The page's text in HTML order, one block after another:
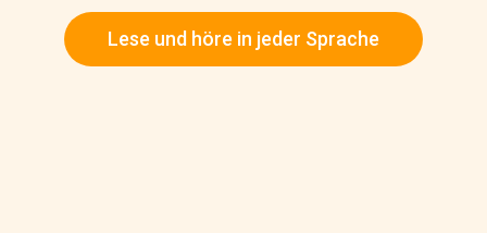
Lese und höre in jeder Sprache